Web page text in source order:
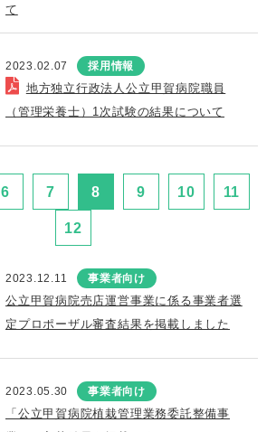
て
2023.02.07 採用情報
地方独立行政法人公立甲賀病院職員
（管理栄養士）1次試験の結果について
6 7 8 9 10 11
12
2023.12.11 事業者向け
公立甲賀病院売店運営事業に係る事業者選
定プロポーザル審査結果を掲載しました
2023.05.30 事業者向け
「公立甲賀病院植栽管理業務委託整備事